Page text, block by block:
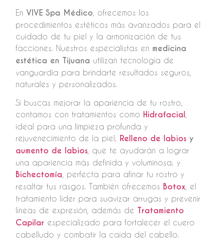
En VIVE Spa Médico , ofrecemos los
procedimientos estéticos más avanzados para el
cuidado de tu piel y la armonización de tus
facciones. Nuestros especialistas en medicina
estética en Tijuana utilizan tecnología de
vanguardia para brindarte resultados seguros,
naturales y personalizados.
Si buscas mejorar la apariencia de tu rostro,
contamos con tratamientos como Hidrafacial
ideal para una limpieza profunda y
rejuvenecimiento de la piel; Relleno de labios y
aumento de labios , que te ayudarán a lograr
una apariencia más definida y voluminosa; y
Bichectomía , perfecta para afinar tu rostro y
resaltar tus rasgos. También ofrecemos Botox , el
tratamiento líder para suavizar arrugas y prevenir
líneas de expresión, además de Tratamiento
Capilar especializado para fortalecer el cuero
cabelludo y combatir la caída del cabello.